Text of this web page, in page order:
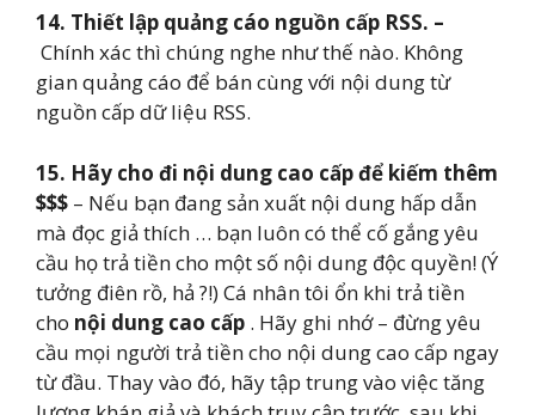
14. Thiết lập quảng cáo nguồn cấp RSS. –
Chính xác thì chúng nghe như thế nào. Không
gian quảng cáo để bán cùng với nội dung từ
nguồn cấp dữ liệu RSS.
15. Hãy cho đi nội dung cao cấp để kiếm thêm
$$$ – Nếu bạn đang sản xuất nội dung hấp dẫn
mà đọc giả thích … bạn luôn có thể cố gắng yêu
cầu họ trả tiền cho một số nội dung độc quyền! (Ý
tưởng điên rồ, hả ?!) Cá nhân tôi ổn khi trả tiền
cho nội dung cao cấp . Hãy ghi nhớ – đừng yêu
cầu mọi người trả tiền cho nội dung cao cấp ngay
từ đầu. Thay vào đó, hãy tập trung vào việc tăng